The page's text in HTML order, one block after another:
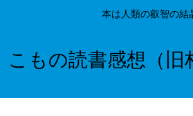
本は人類の叡智の結
こもの読書感想（旧